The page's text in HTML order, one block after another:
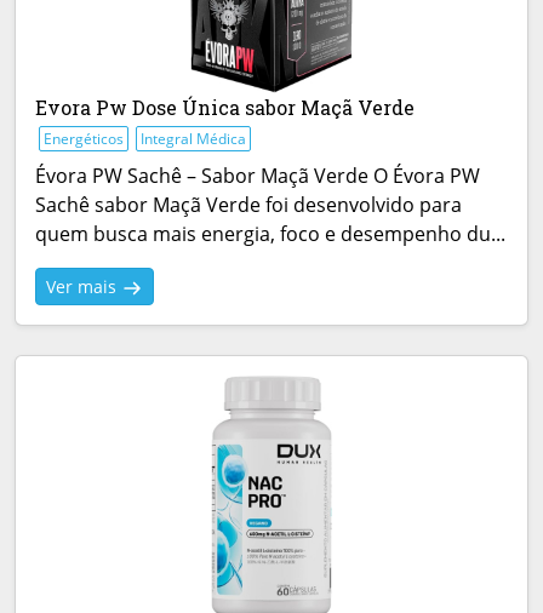
Evora Pw Dose Única sabor Maçã Verde
Energéticos Integral Médica
Évora PW Sachê – Sabor Maçã Verde O Évora PW
Sachê sabor Maçã Verde foi desenvolvido para
quem busca mais energia, foco e desempenho du...
Ver mais